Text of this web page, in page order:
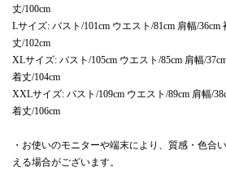
丈/100cm
Lサイズ: バスト/101cm ウエスト/81cm 肩幅/36cm
丈/102cm
XLサイズ: バスト/105cm ウエスト/85cm 肩幅/
着丈/104cm
XXLサイズ: バスト/109cm ウエスト/89cm 肩幅/
着丈/106cm
・お使いのモニターや端末により、質感・色合
える場合がございます。